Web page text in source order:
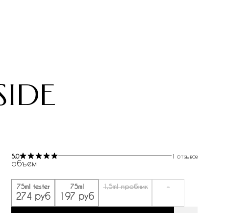
5.0 1 отзывов
объем
75ml tester
274 руб
75ml
197 руб
1,5ml пробник -